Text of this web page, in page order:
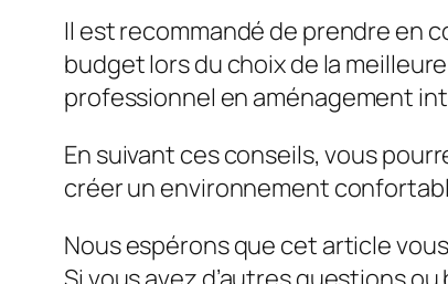
Il est recommandé de prendre en
budget lors du choix de la
professionnel en aménagement
En suivant ces conseils, vous
créer un environnement
Nous espérons que cet article